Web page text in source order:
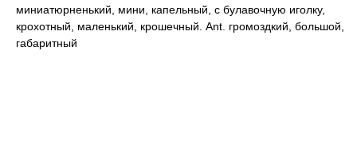
миниатюрненький, мини, капельный, с булавочную иголку,
крохотный, маленький, крошечный. Ant. громоздкий, большой,
габаритный